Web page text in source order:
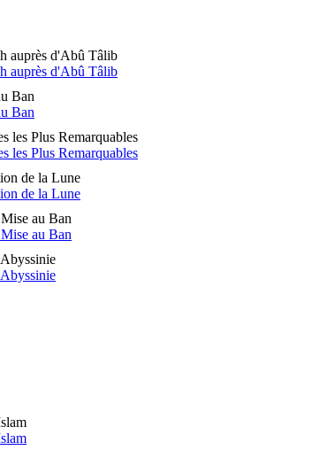
auprès d'Abû Tâlib
auprès d'Abû Tâlib
Ban
Ban
les Plus Remarquables
les Plus Remarquables
de la Lune
de la Lune
au Ban
au Ban